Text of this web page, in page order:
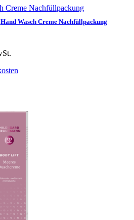
Hand Wasch Creme Nachfüllpackung